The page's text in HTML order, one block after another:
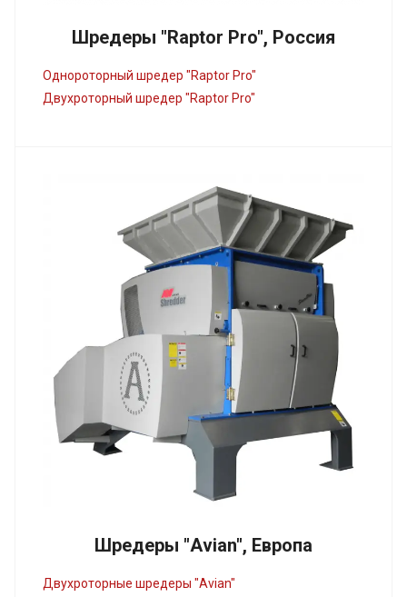
Шредеры "Raptor Pro", Россия
Однороторный шредер "Raptor Pro"
Двухроторный шредер "Raptor Pro"
Шредеры "Avian", Европа
Двухроторные шредеры "Avian"